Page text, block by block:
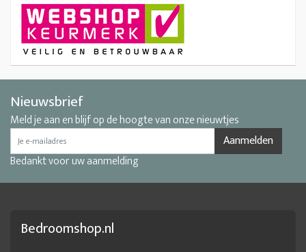
Nieuwsbrief
Meld je aan en blijf op de hoogte van onze nieuwtjes
Aanmelden
Bedankt voor uw aanmelding
Bedroomshop.nl